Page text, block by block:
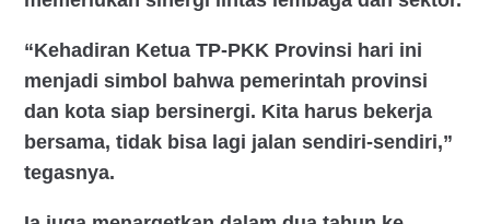
“Kehadiran Ketua TP-PKK Provinsi hari ini
menjadi simbol bahwa pemerintah provinsi
dan kota siap bersinergi. Kita harus bekerja
bersama, tidak bisa lagi jalan sendiri-sendiri,”
tegasnya.